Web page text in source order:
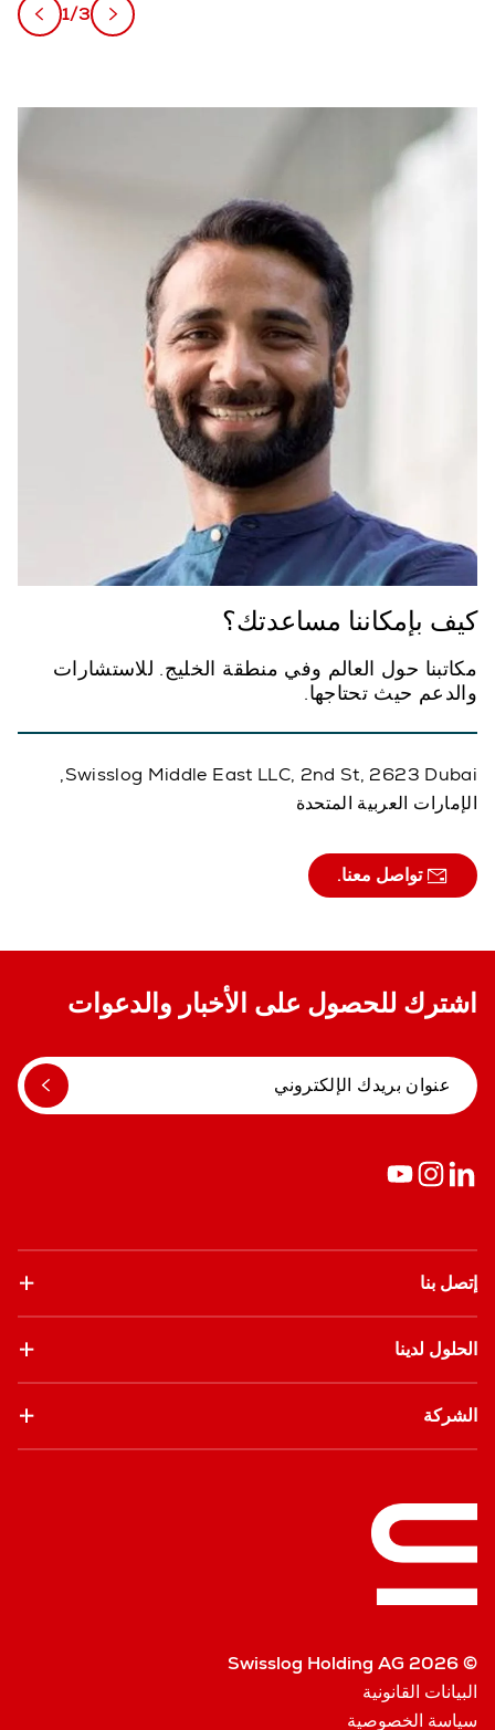
1/3
كيف بإمكاننا مساعدتك؟
مكاتبنا حول العالم وفي منطقة الخليج. للاستشارات
والدعم حيث تحتاجها.
Swisslog Middle East LLC, 2nd St, 2623 Dubai,
الإمارات العربية المتحدة
تواصل معنا.
اشترك للحصول على الأخبار والدعوات
إتصل بنا
الحلول لدينا
الشركة
© Swisslog Holding AG 2026
البيانات القانونية
سياسة الخصوصية